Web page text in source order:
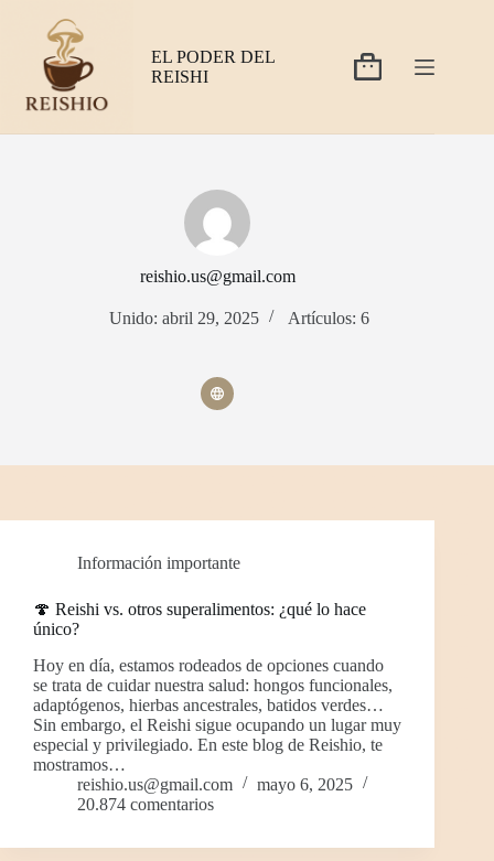
contenido
EL PODER DEL
REISHI
Carro
reishio.us@gmail.com
Unido: abril 29, 2025 Artículos: 6
Información importante
🍄 Reishi vs. otros superalimentos: ¿qué lo hace
único?
Hoy en día, estamos rodeados de opciones cuando
se trata de cuidar nuestra salud: hongos funcionales,
adaptógenos, hierbas ancestrales, batidos verdes…
Sin embargo, el Reishi sigue ocupando un lugar muy
especial y privilegiado. En este blog de Reishio, te
mostramos…
reishio.us@gmail.com
mayo 6, 2025
20.874 comentarios